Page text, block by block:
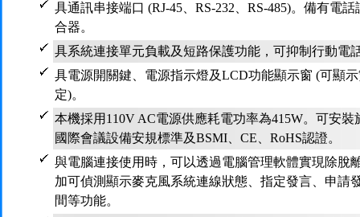
具通訊串接端口 (RJ-45、RS-232、RS-485)。備有電
合器。
具系統連接單元負載及短路保護功能，可抑制行動電
具電源開關鍵、電源指示燈及LCD功能顯示窗 (可顯
定)。
本機採用110V AC電源供應耗電功率為415W。可安
國際會議設備安規標準及BSMI、CE、RoHS認證。
與電腦連接使用時，可以透過電腦管理軟體實現除脫
加可偵測顯示麥克風系統連線狀態、指定發言、申請
間等功能。